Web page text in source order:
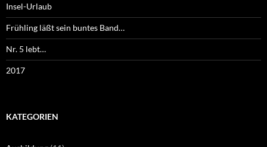
Insel-Urlaub
Frühling läßt sein buntes Band…
Nr. 5 lebt…
2017
KATEGORIEN